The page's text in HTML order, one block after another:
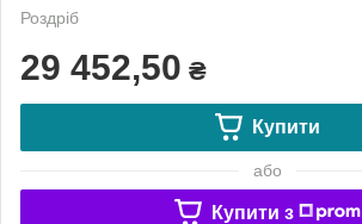
Роздріб
29 452,50 ₴
Купити
або
Купити з